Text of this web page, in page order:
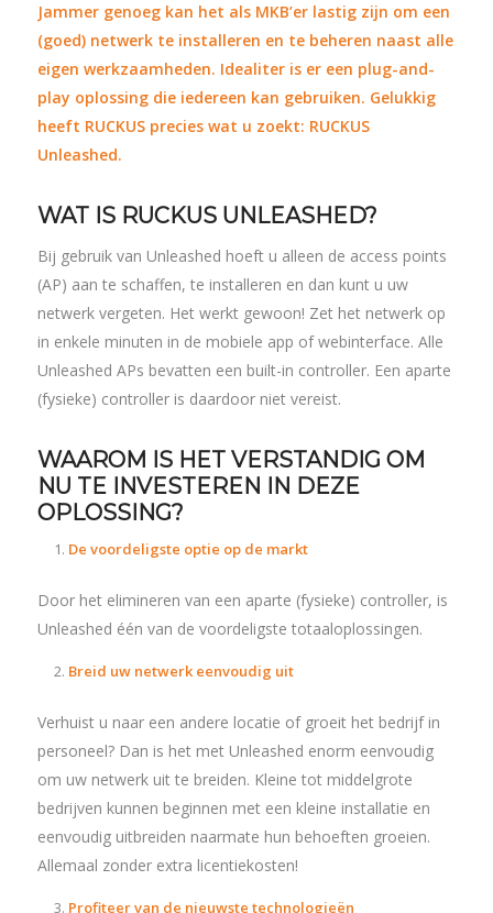
Jammer genoeg kan het als MKB’er lastig zijn om een
(goed) netwerk te installeren en te beheren naast alle
eigen werkzaamheden. Idealiter is er een plug-and-
play oplossing die iedereen kan gebruiken. Gelukkig
heeft RUCKUSprecies wat u zoekt: RUCKUS
Unleashed.
WAT IS RUCKUS UNLEASHED?
Bij gebruik van Unleashed hoeft u alleen de access points
(AP) aan te schaffen, te installeren en dan kunt u uw
netwerk vergeten. Het werkt gewoon! Zet het netwerk op
in enkele minuten in de mobiele app of webinterface. Alle
Unleashed APs bevatten een built-in controller. Een aparte
(fysieke) controller is daardoor niet vereist.
WAAROM IS HET VERSTANDIG OM
NU TE INVESTEREN IN DEZE
OPLOSSING?
De voordeligste optie op de markt
Door het elimineren van een aparte (fysieke) controller, is
Unleashed één van de voordeligste totaaloplossingen.
Breid uw netwerk eenvoudig uit
Verhuist u naar een andere locatie of groeit het bedrijf in
personeel? Dan is het met Unleashed enorm eenvoudig
om uw netwerk uit te breiden. Kleine tot middelgrote
bedrijven kunnen beginnen met een kleine installatie en
eenvoudig uitbreiden naarmate hun behoeften groeien.
Allemaal zonder extra licentiekosten!
Profiteer van de nieuwste technologieën